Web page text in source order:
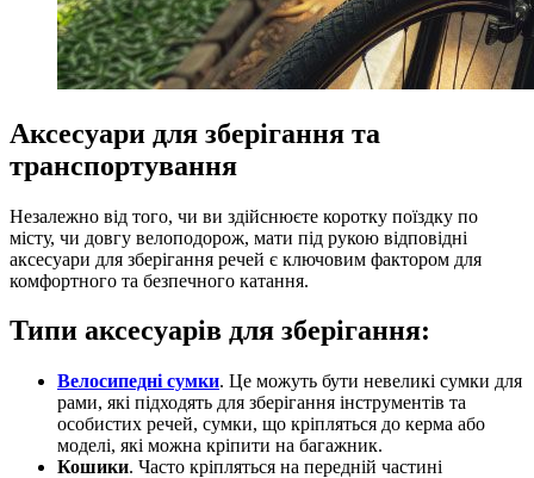
Аксесуари для зберігання та
транспортування
Незалежно від того, чи ви здійснюєте коротку поїздку по
місту, чи довгу велоподорож, мати під рукою відповідні
аксесуари для зберігання речей є ключовим фактором для
комфортного та безпечного катання.
Типи аксесуарів для зберігання:
Велосипедні сумки. Це можуть бути невеликі сумки для
рами, які підходять для зберігання інструментів та
особистих речей, сумки, що кріпляться до керма або
моделі, які можна кріпити на багажник.
Кошики. Часто кріпляться на передній частині